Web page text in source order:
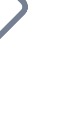
e comercialize
nosso serviço de